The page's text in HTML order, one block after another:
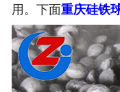
用。下面重庆硅铁